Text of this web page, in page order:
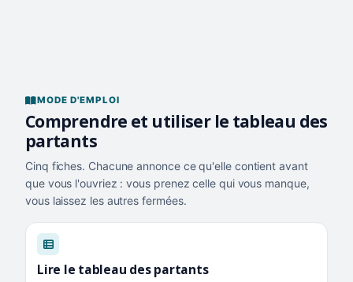
MODE D'EMPLOI
Comprendre et utiliser le tableau des
partants
Cinq fiches. Chacune annonce ce qu'elle contient avant
que vous l'ouvriez : vous prenez celle qui vous manque,
vous laissez les autres fermées.
Lire le tableau des partants